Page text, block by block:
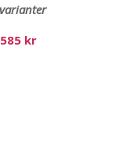
kr